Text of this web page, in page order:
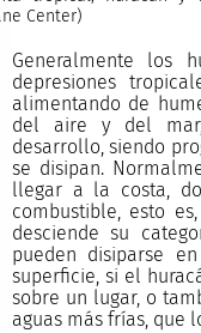
Center)
Generalmente los
depresiones
alimentando de
del aire y del mar,
desarrollo, siendo
se disipan.
llegar a la costa,
combustible, esto
desciende su
pueden disiparse
superficie, si el
sobre un lugar, o
aguas más frías, que